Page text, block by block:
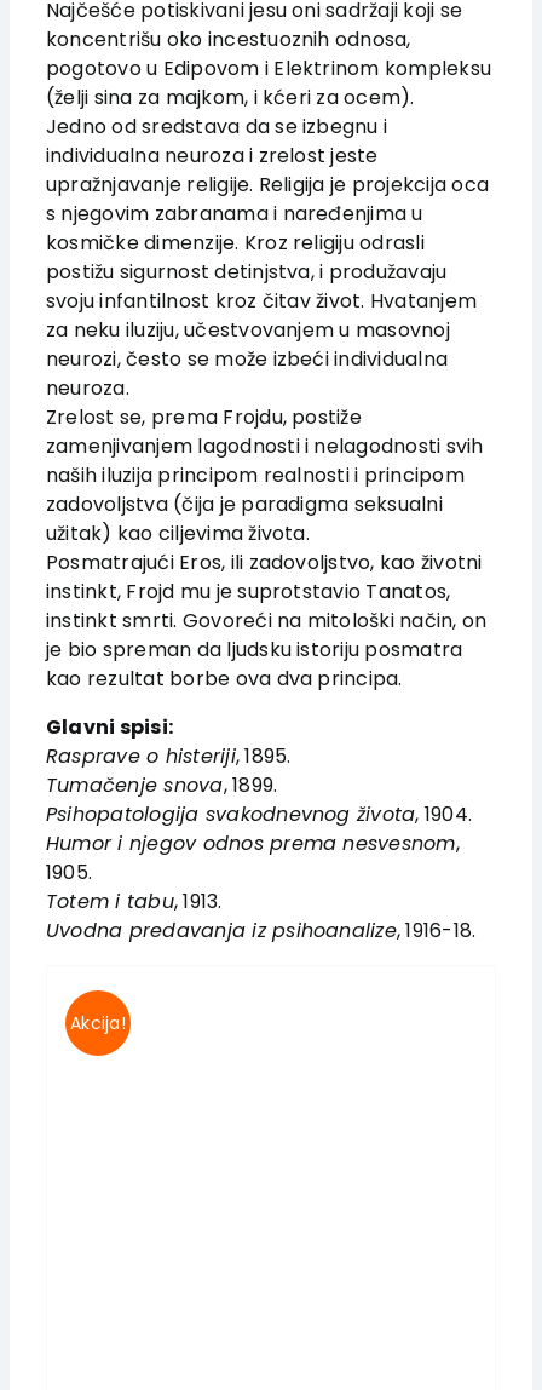
Najčešće potiskivani jesu oni sadržaji koji se
koncentrišu oko incestuoznih odnosa,
pogotovo u Edipovom i Elektrinom kompleksu
(želji sina za majkom, i kćeri za ocem).
Jedno od sredstava da se izbegnu i
individualna neuroza i zrelost jeste
upražnjavanje religije. Religija je projekcija oca
s njegovim zabranama i naređenjima u
kosmičke dimenzije. Kroz religiju odrasli
postižu sigurnost detinjstva, i produžavaju
svoju infantilnost kroz čitav život. Hvatanjem
za neku iluziju, učestvovanjem u masovnoj
neurozi, često se može izbeći individualna
neuroza.
Zrelost se, prema Frojdu, postiže
zamenjivanjem lagodnosti i nelagodnosti svih
naših iluzija principom realnosti i principom
zadovoljstva (čija je paradigma seksualni
užitak) kao ciljevima života.
Posmatrajući Eros, ili zadovoljstvo, kao životni
instinkt, Frojd mu je suprotstavio Tanatos,
instinkt smrti. Govoreći na mitološki način, on
je bio spreman da ljudsku istoriju posmatra
kao rezultat borbe ova dva principa.
Glavni spisi:
Rasprave o histeriji, 1895.
Tumačenje snova, 1899.
Psihopatologija svakodnevnog života, 1904.
Humor i njegov odnos prema nesvesnom,
1905.
Totem i tabu, 1913.
Uvodna predavanja iz psihoanalize, 1916-18.
Akcija!